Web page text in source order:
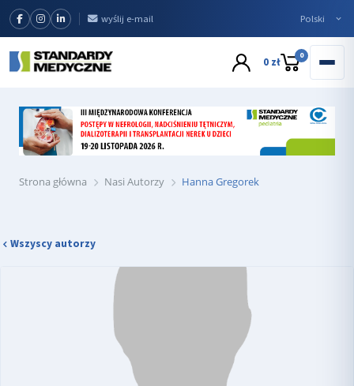
wyślij e-mail
0 zł 0
Strona główna Nasi Autorzy Hanna Gregorek
Wszyscy autorzy